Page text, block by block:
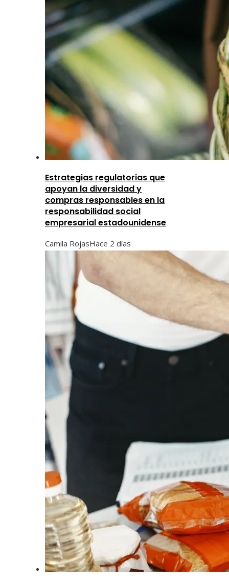
Estrategias regulatorias que
apoyan la diversidad y
compras responsables en la
responsabilidad social
empresarial estadounidense
Camila RojasHace 2 días